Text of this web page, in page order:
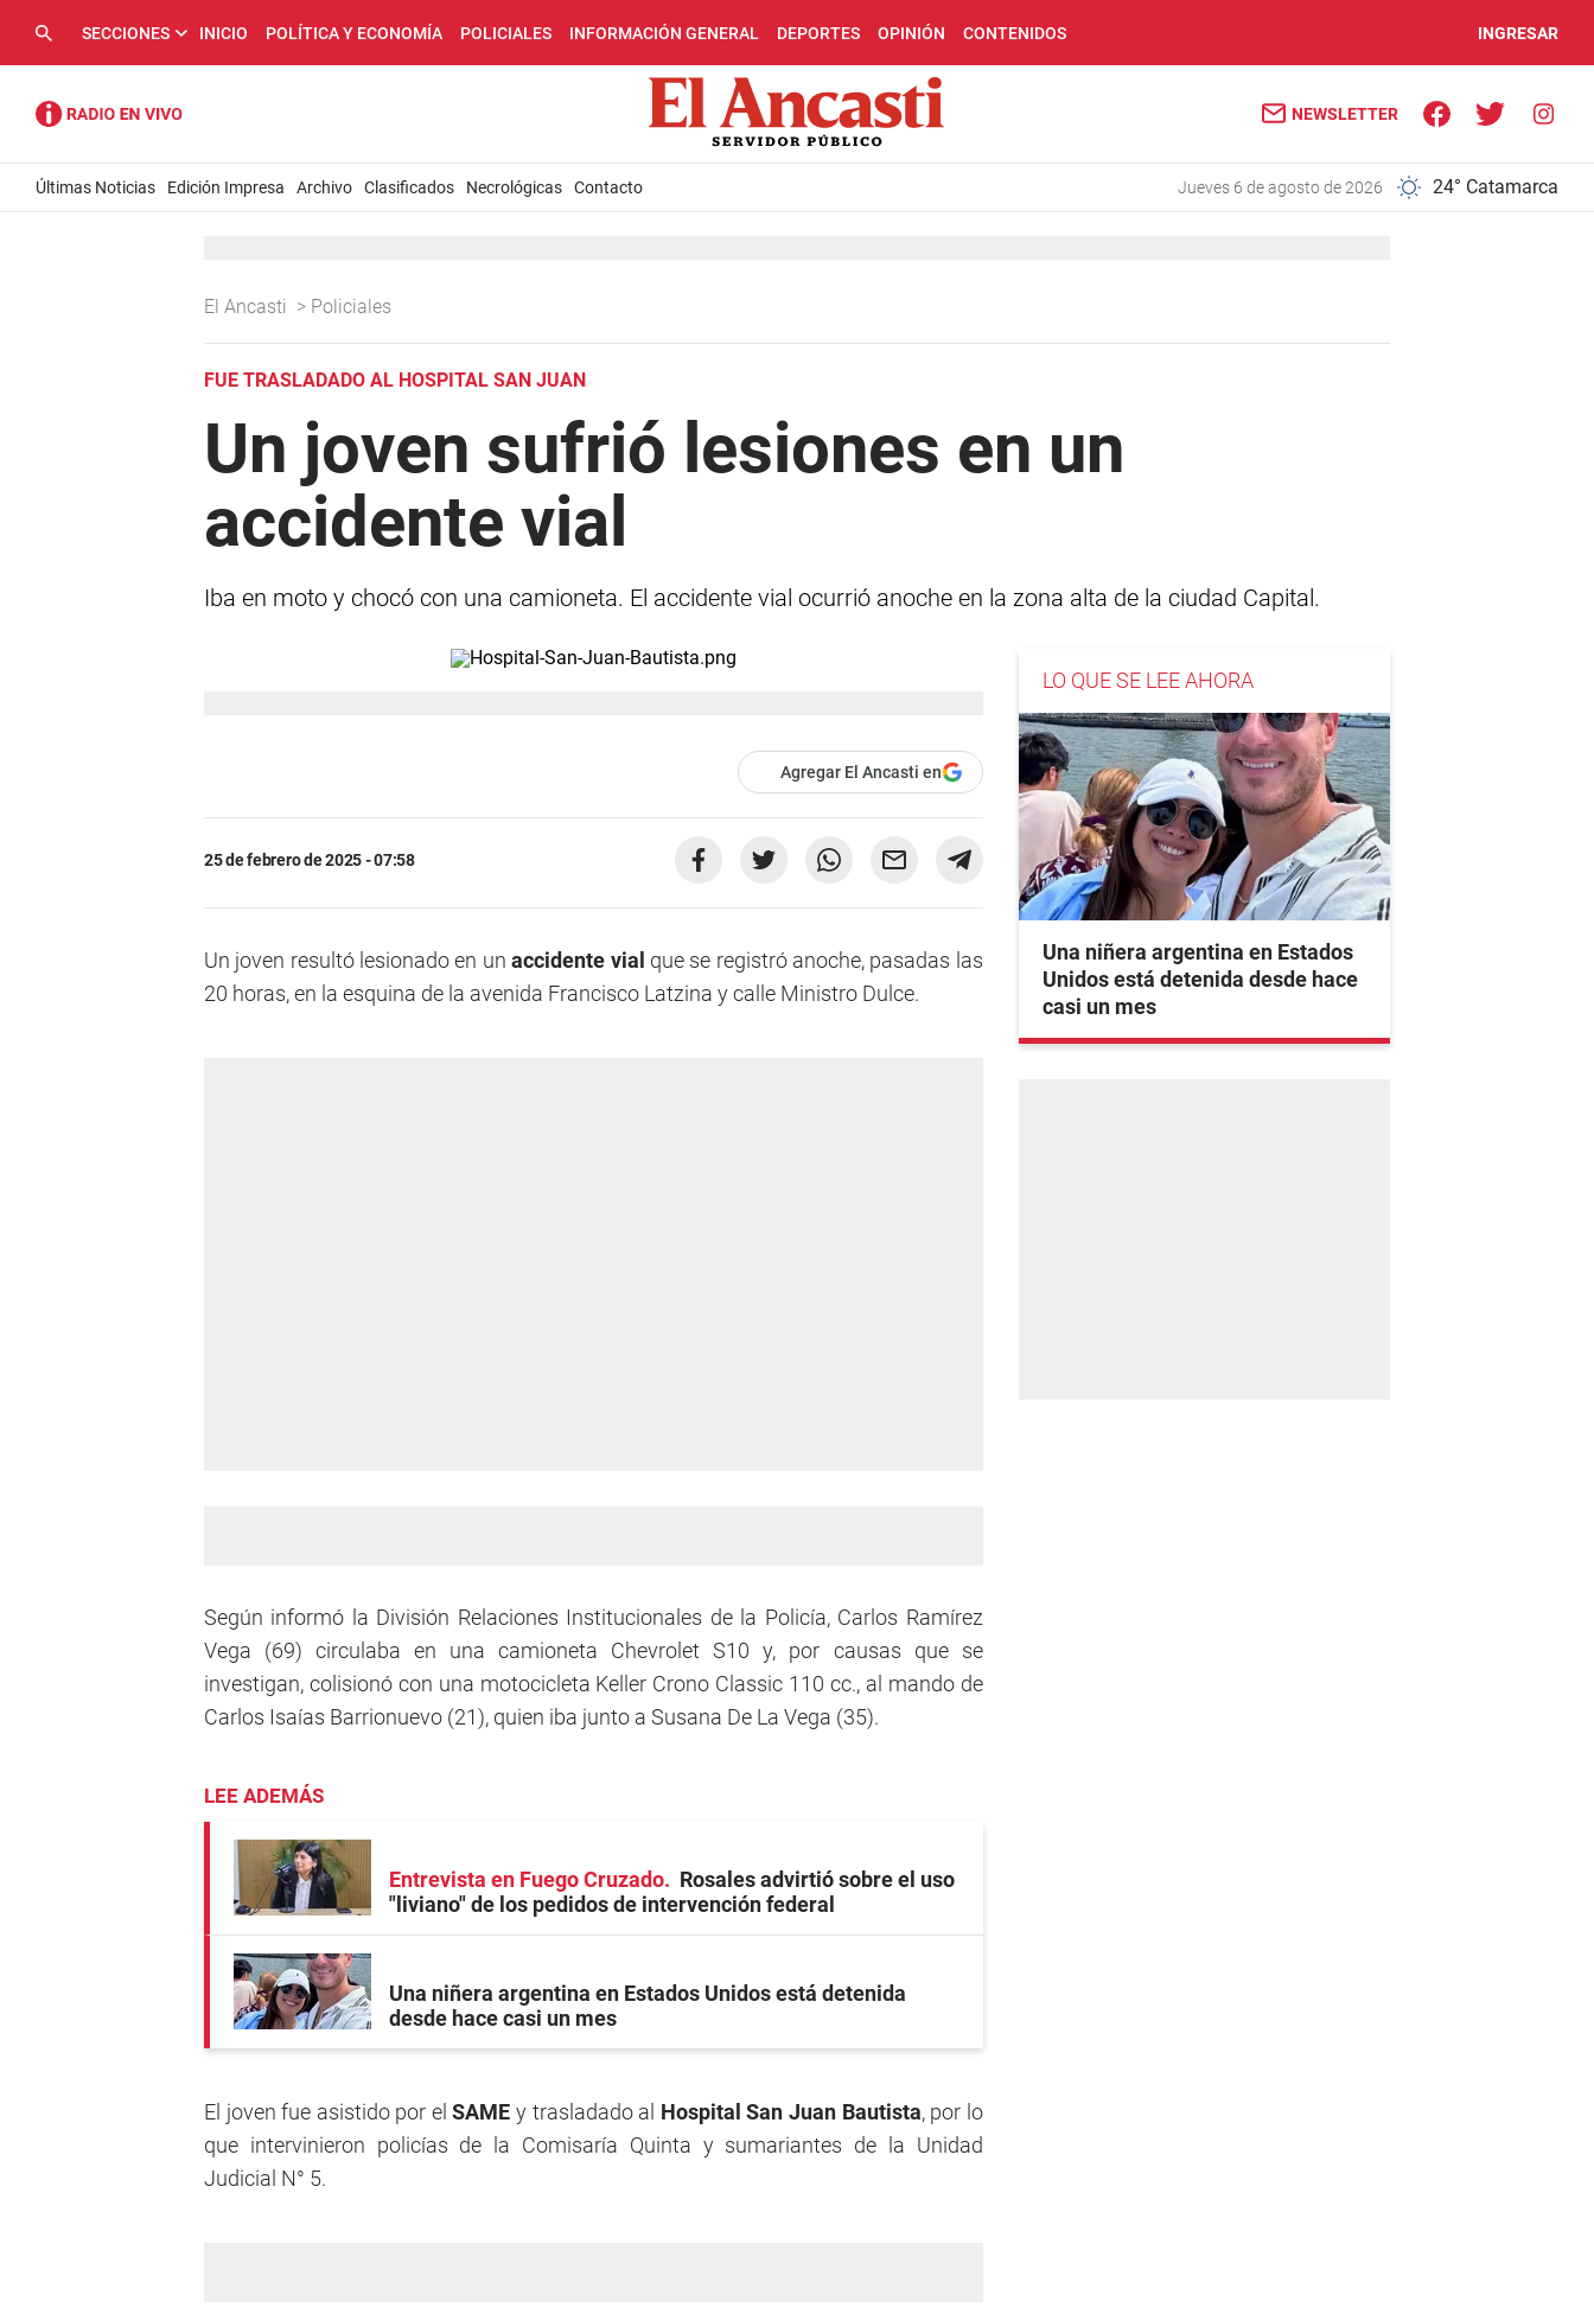
SECCIONES INICIO POLÍTICA Y ECONOMÍA POLICIALES INFORMACIÓN GENERAL DEPORTES OPINIÓN CONTENIDOS INGRESAR
NEWSLETTER
Últimas Noticias Edición Impresa Archivo Clasificados Necrológicas Contacto jueves 6 de agosto de 2026 24° Catamarca
El Ancasti > Policiales
FUE TRASLADADO AL HOSPITAL SAN JUAN
Un joven sufrió lesiones en un
accidente vial
Iba en moto y chocó con una camioneta. El accidente vial ocurrió anoche en la zona alta de la ciudad Capital.
Agregar El Ancasti en
25 de febrero de 2025 - 07:58
Un joven resultó lesionado en un accidente vial que se registró anoche, pasadas las
20 horas, en la esquina de la avenida Francisco Latzina y calle Ministro Dulce.
Según informó la División Relaciones Institucionales de la Policía, Carlos Ramírez
Vega (69) circulaba en una camioneta Chevrolet S10 y, por causas que se
investigan, colisionó con una motocicleta Keller Crono Classic 110 cc., al mando de
Carlos Isaías Barrionuevo (21), quien iba junto a Susana De La Vega (35).
LEE ADEMÁS
Entrevista en Fuego Cruzado
Rosales advirtió sobre el uso
"liviano" de los pedidos de intervención federal
Una niñera argentina en Estados Unidos está detenida
desde hace casi un mes
El joven fue asistido por elSAME y trasladado al Hospital San Juan Bautista, por lo
que intervinieron policías de la Comisaría Quinta y sumariantes de la Unidad
Judicial N° 5.
LO QUE SE LEE AHORA
Una niñera argentina en Estados
Unidos está detenida desde hace
casi un mes